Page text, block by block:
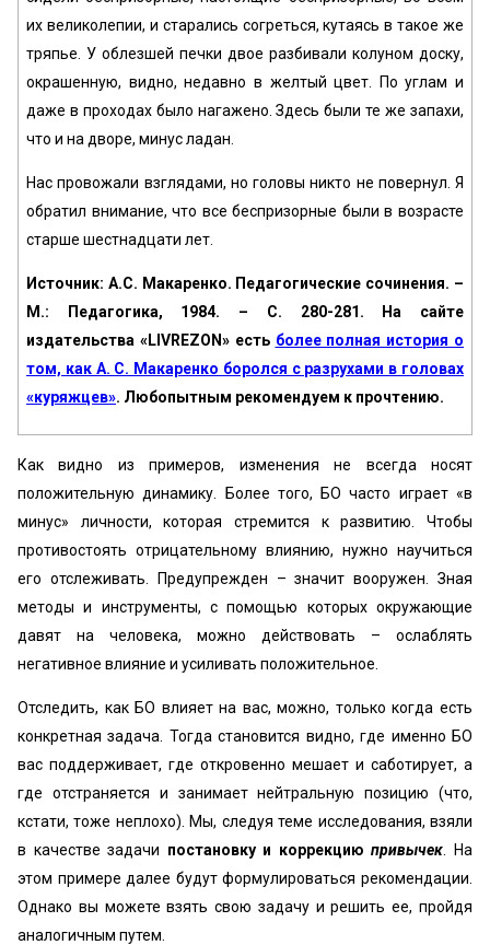
их великолепии, и старались согреться, кутаясь в такое же
тряпье. У облезшей печки двое разбивали колуном доску,
окрашенную, видно, недавно в желтый цвет. По углам и
даже в проходах было нагажено. Здесь были те же запахи,
что и на дворе, минус ладан.
Нас провожали взглядами, но головы никто не повернул. Я
обратил внимание, что все беспризорные были в возрасте
старше шестнадцати лет.
Источник: А.С. Макаренко. Педагогические сочинения. –
М.: Педагогика, 1984. – С. 280-281. На сайте
издательства «LIVREZON» есть более полная история о
том, как А. С. Макаренко боролся с разрухами в головах
«куряжцев». Любопытным рекомендуем к прочтению.
Как видно из примеров, изменения не всегда носят
положительную динамику. Более того, БО часто играет «в
минус» личности, которая стремится к развитию. Чтобы
противостоять отрицательному влиянию, нужно научиться
его отслеживать. Предупрежден – значит вооружен. Зная
методы и инструменты, с помощью которых окружающие
давят на человека, можно действовать – ослаблять
негативное влияние и усиливать положительное.
Отследить, как БО влияет на вас, можно, только когда есть
конкретная задача. Тогда становится видно, где именно БО
вас поддерживает, где откровенно мешает и саботирует, а
где отстраняется и занимает нейтральную позицию (что,
кстати, тоже неплохо). Мы, следуя теме исследования, взяли
в качестве задачи постановку и коррекциюпривычек . На
этом примере далее будут формулироваться рекомендации.
Однако вы можете взять свою задачу и решить ее, пройдя
аналогичным путем.